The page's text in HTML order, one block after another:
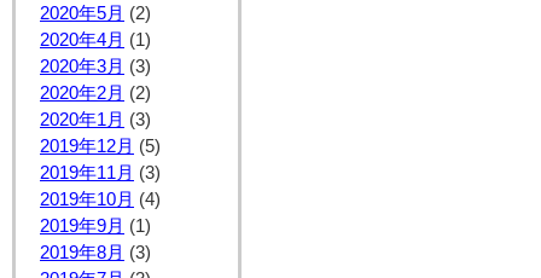
2020年5月 (2)
2020年4月 (1)
2020年3月 (3)
2020年2月 (2)
2020年1月 (3)
2019年12月 (5)
2019年11月 (3)
2019年10月 (4)
2019年9月 (1)
2019年8月 (3)